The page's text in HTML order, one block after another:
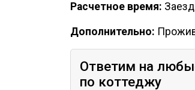
Расчетное время:
Дополнительно:
Ответим на
по коттеджу